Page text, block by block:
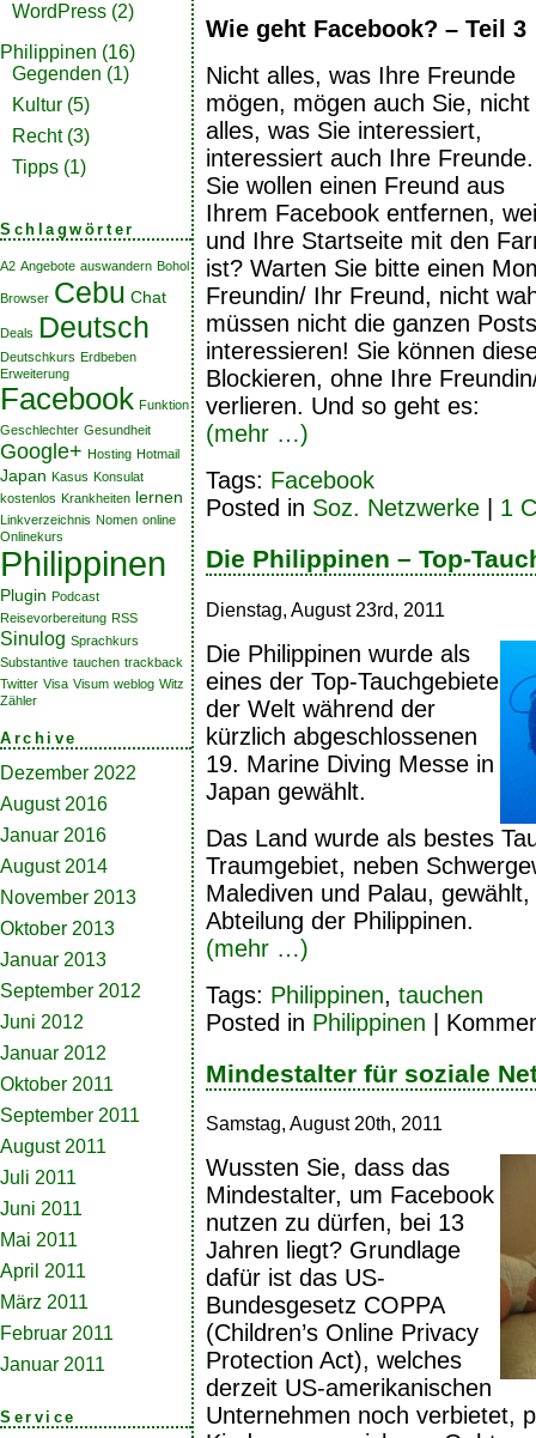
WordPress (2)
Philippinen (16)
Gegenden (1)
Kultur (5)
Recht(3)
Tipps (1)
Schlagwörter
A2 Angebote auswandern Bohol
Browser Cebu Chat
Deals Deutsch
Deutschkurs Erdbeben
Erweiterung
Facebook Funktion
Geschlechter Gesundheit
Google+ Hosting Hotmail
Japan Kasus Konsulat
kostenlos Krankheiten lernen
Linkverzeichnis Nomen online
Onlinekurs
Philippinen
Plugin Podcast
Reisevorbereitung RSS
Sinulog Sprachkurs
Substantive tauchen trackback
Twitter Visa Visum weblog Witz
Zähler
Archive
Dezember 2022
August 2016
Januar 2016
August 2014
November 2013
Oktober 2013
Januar 2013
September 2012
Juni 2012
Januar 2012
Oktober 2011
September 2011
August 2011
Juli 2011
Juni 2011
Mai 2011
April 2011
März 2011
Februar 2011
Januar 2011
Service
Wie geht Facebook? – Teil 3
Nicht alles, was Ihre Freunde
mögen, mögen auch Sie, nicht
alles, was Sie interessiert,
interessiert auch Ihre Freunde.
Sie wollen einen Freund aus
Ihrem Facebook entfernen,
und Ihre Startseite mit den
ist? Warten Sie bitte einen
Freundin/ Ihr Freund, nicht
müssen nicht die ganzen
interessieren! Sie können
Blockieren, ohne Ihre
verlieren. Und so geht es:
(mehr …)
Tags: Facebook
Posted in Soz. Netzwerke 1
Die Philippinen – Top-
Dienstag, August 23rd, 2011
Die Philippinen wurde als
eines der Top-Tauchgebiete
der Welt während der
kürzlich abgeschlossenen
19. Marine Diving Messe in
Japan gewählt.
Das Land wurde als bestes
Traumgebiet, neben
Malediven und Palau,
Abteilung der Philippinen.
(mehr …)
Tags: Philippinen, tauchen
Posted in Philippinen
Mindestalter für soziale
Samstag, August 20th, 2011
Wussten Sie, dass das
Mindestalter, um Facebook
nutzen zu dürfen, bei 13
Jahren liegt? Grundlage
dafür ist das US-
Bundesgesetz COPPA
(Children’s Online Privacy
Protection Act), welches
derzeit US-amerikanischen
Unternehmen noch verbietet,